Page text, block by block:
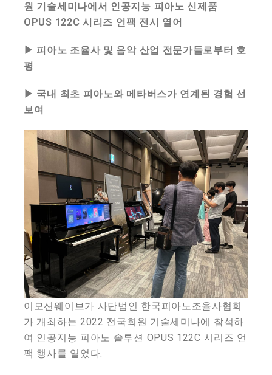
원 기술세미나에서 인공지능 피아노 신제품
OPUS 122C 시리즈 언팩 전시 열어
▶ 피아노 조율사 및 음악 산업 전문가들로부터 호
평
▶ 국내 최초 피아노와 메타버스가 연계된 경험 선
보여
이모션웨이브가 사단법인 한국피아노조율사협회
가 개최하는 2022 전국회원 기술세미나에 참석하
여 인공지능 피아노 솔루션 OPUS 122C 시리즈 언
팩 행사를 열었다.